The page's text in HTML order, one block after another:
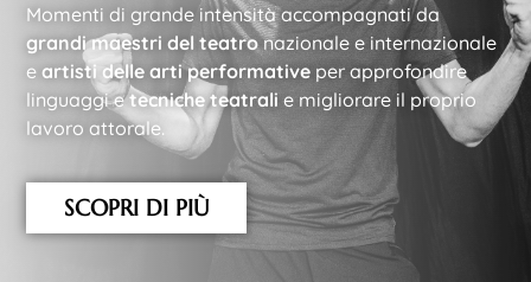
Momenti di grande intensità accompagnati da
grandi maestri del teatronazionale e internazionale
eartisti delle arti performative per approfondire
linguaggi etecniche teatralie migliorare il proprio
lavoro attorale.
SCOPRI DI PIÙ